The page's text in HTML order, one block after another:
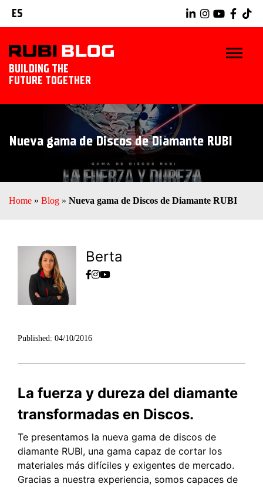
ES
BUILDING THE
FUTURE TOGETHER
TRUCOS Y CONSEJOS
IDEAS Y PROYECTOS
HERRAMIENTAS RUBI
Nueva gama de Discos de Diamante RUBI
Home » Blog » Nueva gama de Discos de Diamante RUBI
Berta
Published: 04/10/2016
La fuerza y dureza del diamante
transformadas en Discos.
Te presentamos la nueva gama de discos de
diamante RUBI, una gama capaz de cortar los
materiales más difíciles y exigentes de mercado.
Gracias a nuestra experiencia, somos capaces de